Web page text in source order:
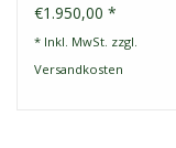
€1.950,00 *
* Inkl. MwSt. zzgl.
Versandkosten